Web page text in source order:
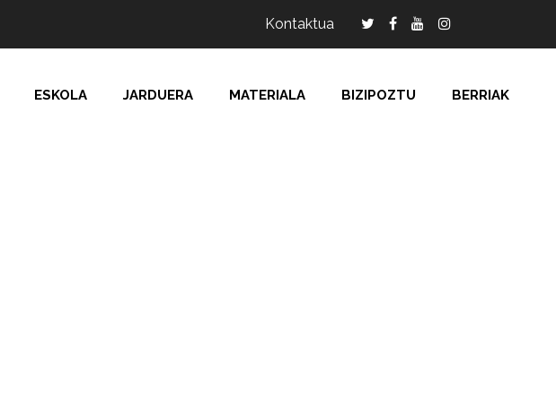
Kontaktua
ESKOLA JARDUERA MATERIALA BIZIPOZTU BERRIAK